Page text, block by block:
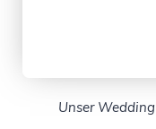
Unser